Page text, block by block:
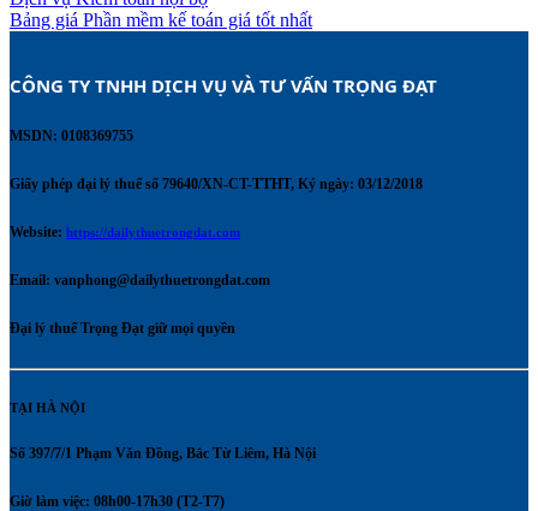
Bảng giá Phần mềm kế toán giá tốt nhất
CÔNG TY TNHH DỊCH VỤ VÀ TƯ VẤN TRỌNG ĐẠT
MSDN: 0108369755
Giấy phép đại lý thuế số 79640/XN-CT-TTHT, Ký ngày: 03/12/2018
Website: https://dailythuetrongdat.com
Email: vanphong@dailythuetrongdat.com
Đại lý thuế Trọng Đạt giữ mọi quyền
TẠI HÀ NỘI
Số 397/7/1 Phạm Văn Đồng, Bắc Từ Liêm, Hà Nội
Giờ làm việc: 08h00-17h30 (T2-T7)